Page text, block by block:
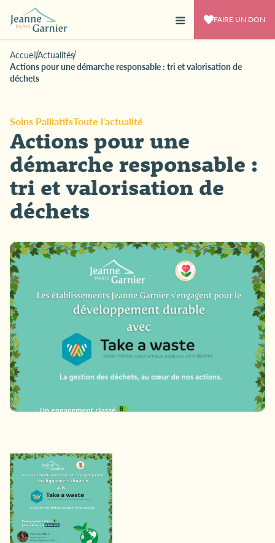
FAIRE UN DON
AccueilActualités
Actions pour une démarche responsable : tri et valorisation de
déchets
Soins PalliatifsToute l'actualité
Actions pour une
démarche responsable :
tri et valorisation de
déchets